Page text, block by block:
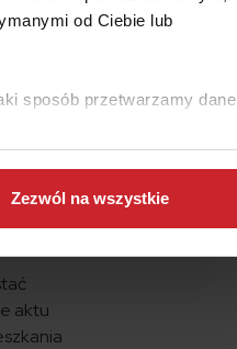
od Ciebie lub
sposób przetwarzamy dane
Zezwól na wszystkie
Jest
aktu